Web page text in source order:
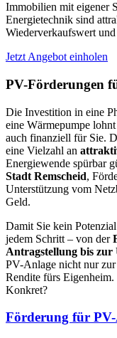
Immobilien mit eigener
Energietechnik sind
Wiederverkaufswert
Jetzt Angebot einholen
PV-Förderungen
Die Investition in eine
eine Wärmepumpe
auch finanziell für Sie.
eine Vielzahl an
Energiewende spürbar
Stadt Remscheid,
Unterstützung vom
Geld.
Damit Sie kein
jedem Schritt – von der
Antragstellung bis zur
PV-Anlage nicht nur zur
Rendite fürs
Konkret?
Förderung für